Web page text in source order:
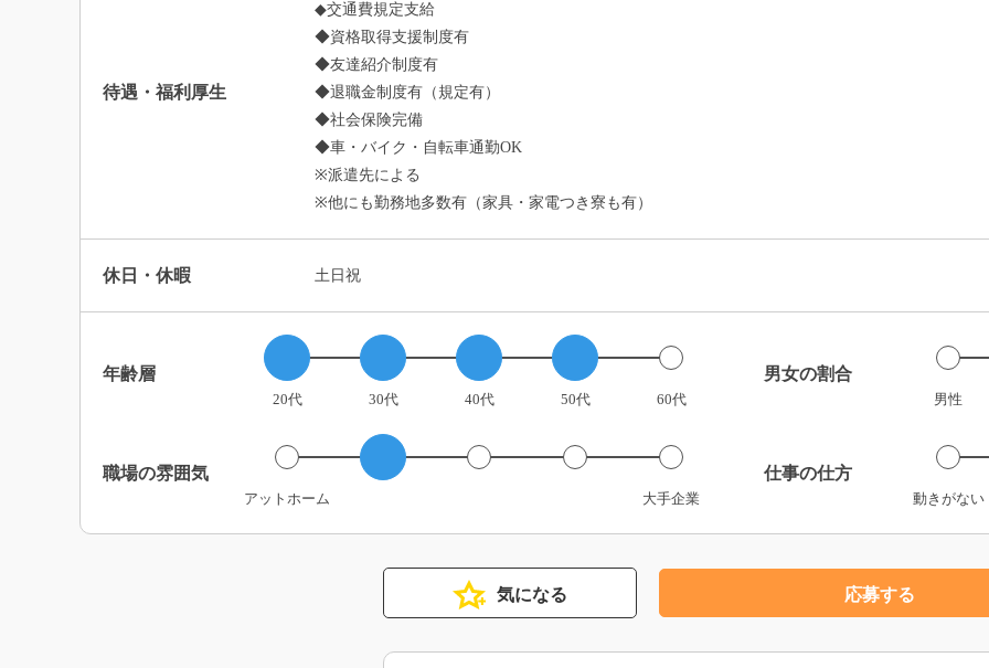
待遇・福利厚生
◆交通費規定支給
◆資格取得支援制度有
◆友達紹介制度有
◆退職金制度有（規定有）
◆社会保険完備
◆車・バイク・自転車通勤OK
※派遣先による
※他にも勤務地多数有（家具・家電つき寮も有）
休日・休暇 土日祝
年齢層
20代 30代 40代 50代 60代
男女の割合
男性
職場の雰囲気
アットホーム 大手企業
仕事の仕方
動きがない
気になる 応募する